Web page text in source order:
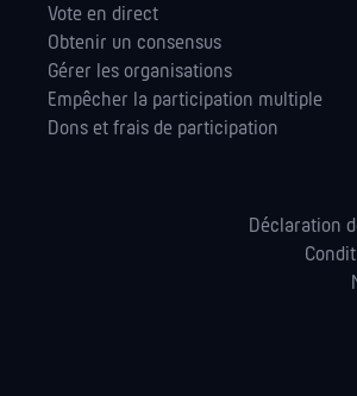
Vote en direct
Obtenir un consensus
Gérer les orga­nisations
Empêcher la participation multiple
Dons et frais de participation
Déclaration